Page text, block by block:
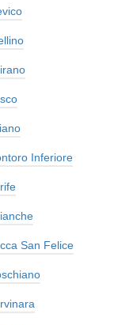
Inferiore
San Felice